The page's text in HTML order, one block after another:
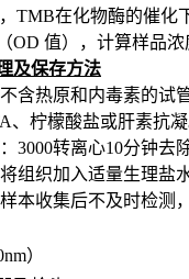
TMB在化物酶的催化
OD 值），计算样品浓
及保存方法
含热原和内毒素的试
、柠檬酸盐或肝素抗凝
3000转离心10分钟去
组织加入适量生理盐
本收集后不及时检测
）